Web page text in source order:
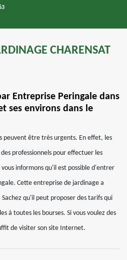
CHARENSAT
Entreprise Peringale dans
ses environs dans le
peuvent être très urgents. En effet, les
professionnels pour effectuer les
informons qu'il est possible d'entrer
Cette entreprise de jardinage a
qu'il peut proposer des tarifs qui
à toutes les bourses. Si vous voulez des
de visiter son site Internet.